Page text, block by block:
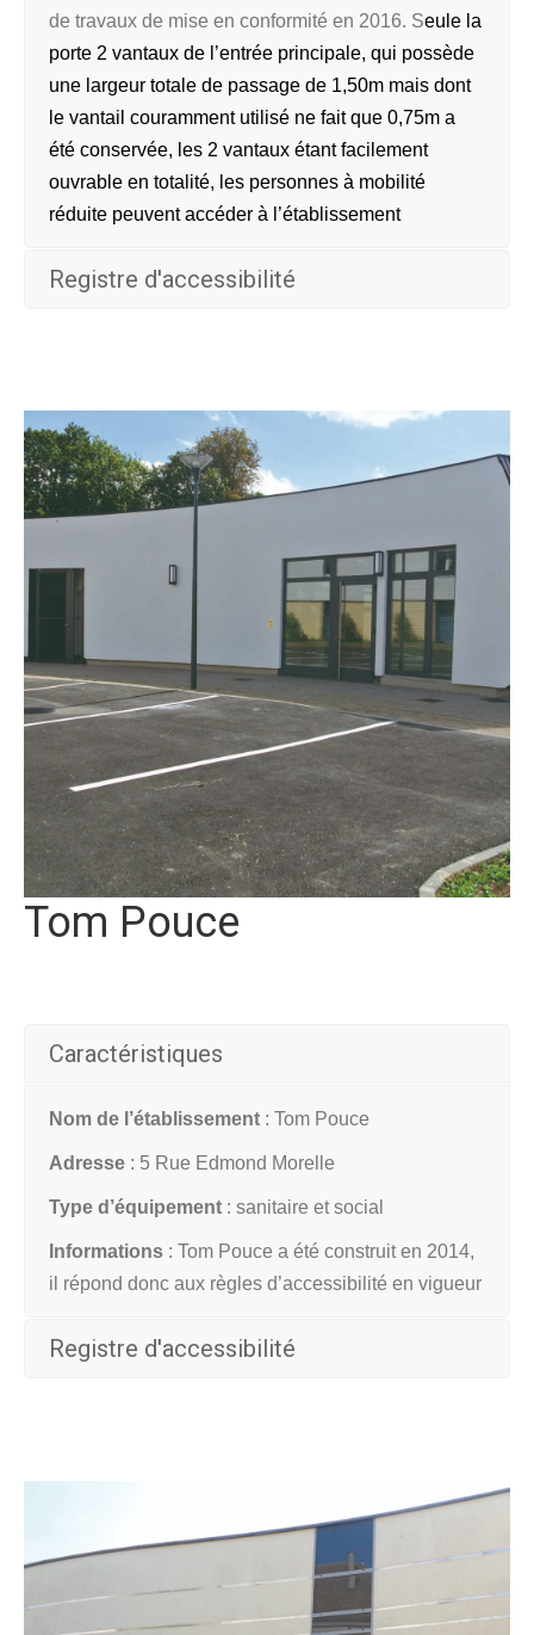
de travaux de mise en conformité en 2016. Seule la
porte 2 vantaux de l’entrée principale, qui possède
une largeur totale de passage de 1,50m mais dont
le vantail couramment utilisé ne fait que 0,75m a
été conservée, les 2 vantaux étant facilement
ouvrable en totalité, les personnes à mobilité
réduite peuvent accéder à l’établissement
Registre d'accessibilité
Tom Pouce
Caractéristiques
Nom de l’établissement : Tom Pouce
Adresse : 5 Rue Edmond Morelle
Type d’équipement : sanitaire et social
Informations : Tom Pouce a été construit en 2014,
il répond donc aux règles d’accessibilité en vigueur
Registre d'accessibilité